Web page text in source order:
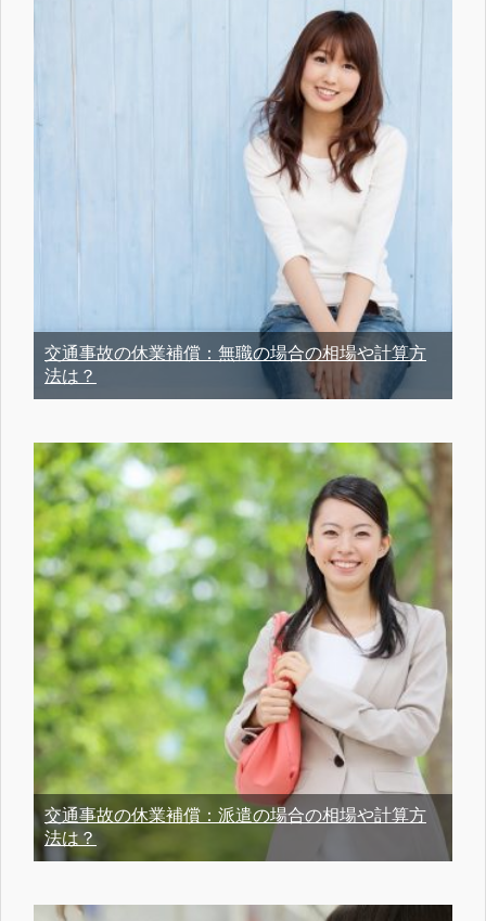
交通事故の休業補償：無職の場合の相場や計算方
法は？
交通事故の休業補償：派遣の場合の相場や計算方
法は？